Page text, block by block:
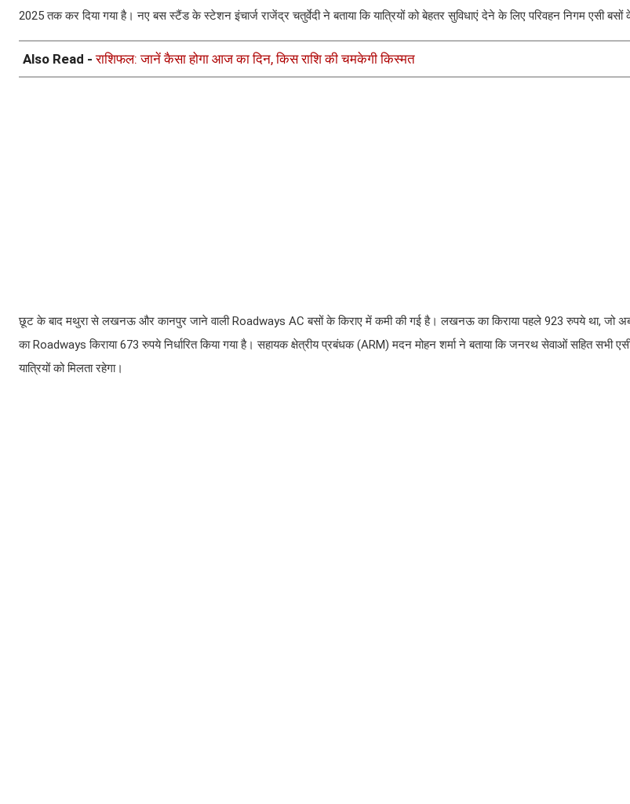
2025 तक कर दिया गया है। नए बस स्टैंड के स्टेशन इंचार्ज राजेंद्र चतुर्वेदी ने बताया कि यात्रियों को बेहतर सुविधाएं देने के लिए परिवहन निगम एसी
Also Read -राशिफल: जानें कैसा होगा आज का दिन, किस राशि की चमकेगी किस्मत
छूट के बाद मथुरा से लखनऊ और कानपुर जाने वाली Roadways AC बसों के किराए में कमी की गई है। लखनऊ का किराया पहले 923 रुपये था, जो अब
का Roadways किराया 673 रुपये निर्धारित किया गया है। सहायक क्षेत्रीय प्रबंधक (ARM) मदन मोहन शर्मा ने बताया कि जनरथ सेवाओं सहित सभी
यात्रियों को मिलता रहेगा।